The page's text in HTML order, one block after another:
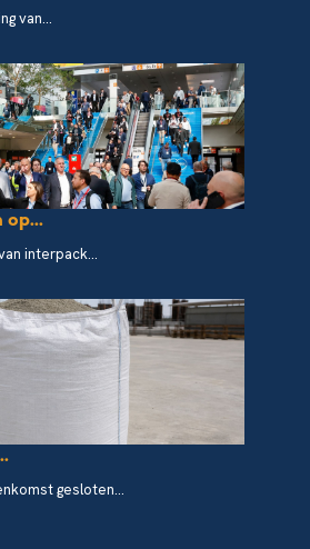
van...
op...
interpack...
gesloten...